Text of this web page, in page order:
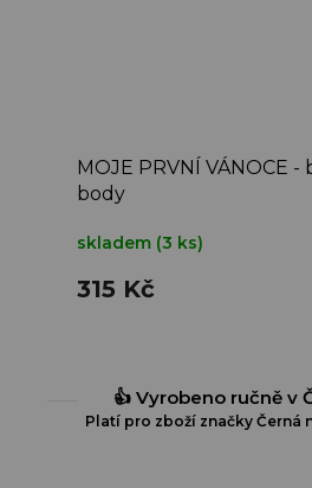
MOJE PRVNÍ VÁNOCE -
body
skladem (3 ks)
315 Kč
👍 Vyrobeno ručně v
Platí pro zboží značky Černá